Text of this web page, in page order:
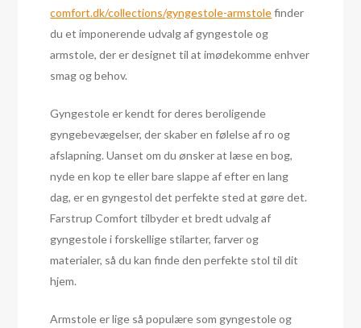
comfort.dk/collections/gyngestole-armstolefinder
du et imponerende udvalg af gyngestole og
armstole, der er designet til at imødekomme enhver
smag og behov.
Gyngestole er kendt for deres beroligende
gyngebevægelser, der skaber en følelse af ro og
afslapning. Uanset om du ønsker at læse en bog,
nyde en kop te eller bare slappe af efter en lang
dag, er en gyngestol det perfekte sted at gøre det.
Farstrup Comfort tilbyder et bredt udvalg af
gyngestole i forskellige stilarter, farver og
materialer, så du kan finde den perfekte stol til dit
hjem.
Armstole er lige så populære som gyngestole og